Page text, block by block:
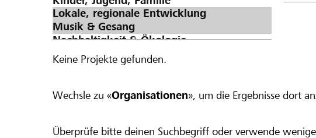
Keine Projekte gefunden.
Wechsle zu «Organisationen», um die Ergebnisse dort
Überprüfe bitte deinen Suchbegriff oder verwende